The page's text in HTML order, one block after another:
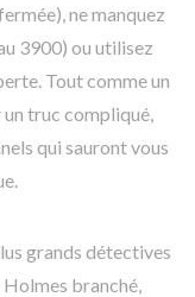
ne manquez
3900) ou utilisez
Tout comme un
truc compliqué,
qui sauront vous
grands détectives
branché,